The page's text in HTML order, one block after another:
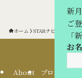
ホーム STARナビ（占星術）
About プロフィール
新
ご
「
お